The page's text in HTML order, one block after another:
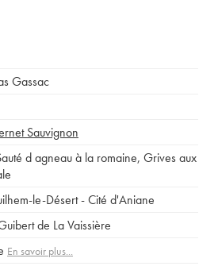
Gassac
Sauvignon
d agneau à la romaine, Grives aux
le-Désert - Cité d'Aniane
de La Vaissière
En savoir plus...